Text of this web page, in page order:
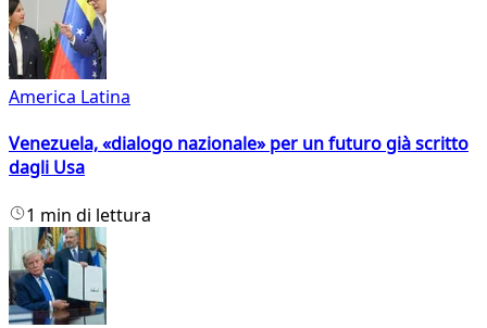
America Latina
Venezuela, «dialogo nazionale» per un futuro già scritto
dagli Usa
1 min di lettura